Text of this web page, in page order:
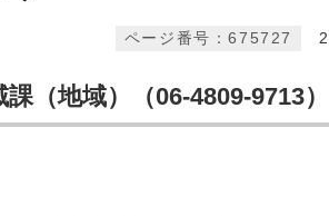
ページ番号：675727
（地域）（06-4809-9713）